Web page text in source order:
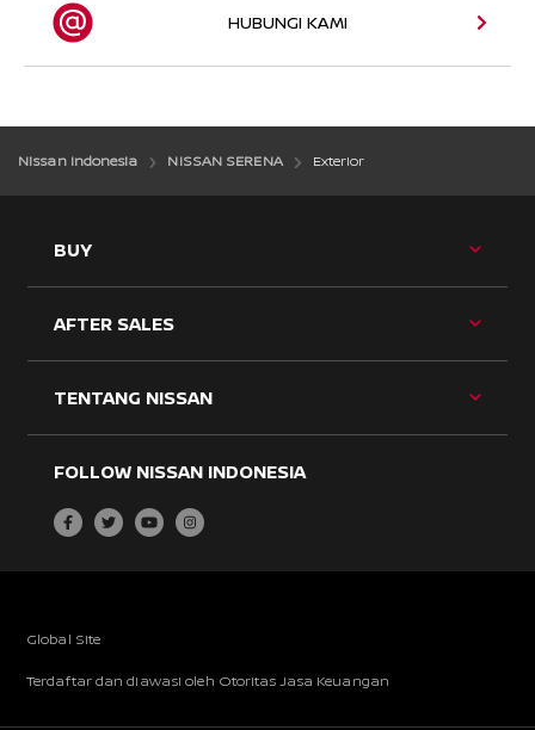
HUBUNGI KAMI
Nissan Indonesia NISSAN SERENA Exterior
BUY
AFTER SALES
TENTANG NISSAN
FOLLOW NISSAN INDONESIA
Global Site
Terdaftar dan diawasi oleh Otoritas Jasa Keuangan